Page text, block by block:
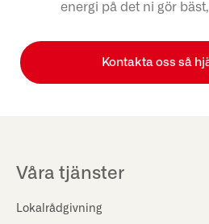
energi på det ni gör
Kontakta oss så
Våra tjänster
Lokalrådgivning